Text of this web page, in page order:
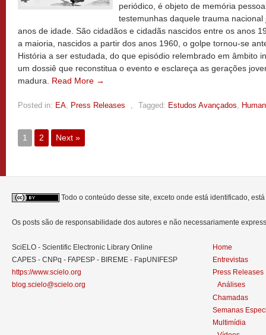
periódico, é objeto de memória
testemunhas daquele trauma
anos de idade. São cidadãos e cidadãs nascidos entre os anos
a maioria, nascidos a partir dos anos 1960, o golpe tornou-se
História a ser estudada, do que episódio relembrado em âmbito
um dossiê que reconstitua o evento e esclareça as gerações
madura. Read More →
Posted in: EA, Press Releases , Tagged: Estudos Avançados,
1 2 Next »
Todo o conteúdo desse site, exceto onde está identificado,
Os posts são de responsabilidade dos autores e não necessariamente
SciELO - Scientific Electronic Library Online
CAPES - CNPq - FAPESP - BIREME - FapUNIFESP
https://www.scielo.org
blog.scielo@scielo.org
Home
Entrevistas
Press Releases
Análises
Chamadas
Semanas
Multimídia